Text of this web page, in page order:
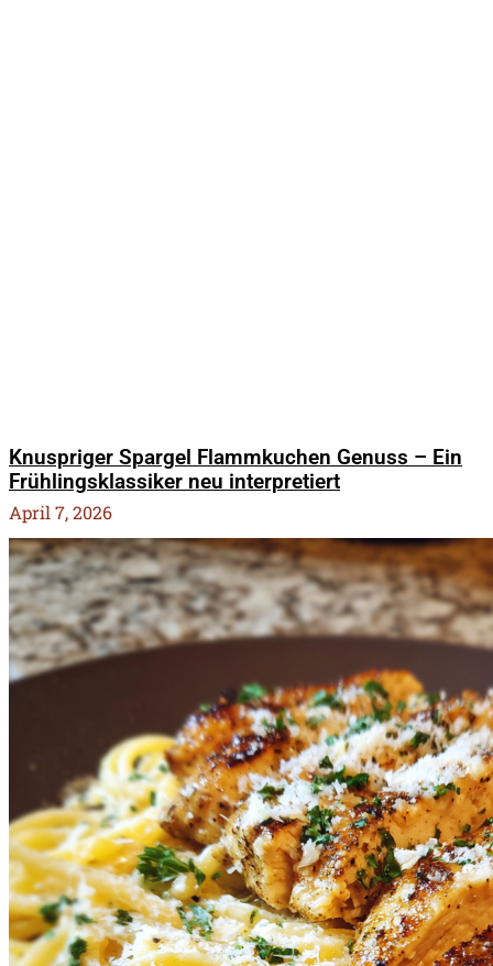
Knuspriger Spargel Flammkuchen Genuss – Ein
Frühlingsklassiker neu interpretiert
April 7, 2026